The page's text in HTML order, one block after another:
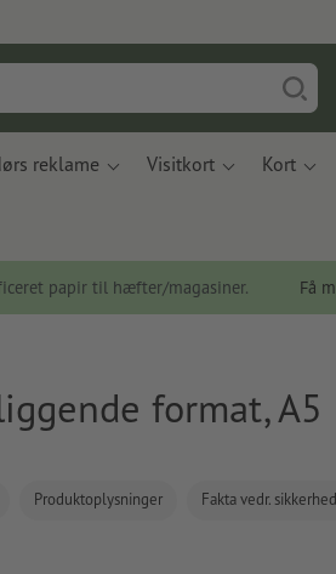
reklame Visitkort Kort
papir til hæfter/magasiner. Få
format, A5
Produktoplysninger Fakta vedr.